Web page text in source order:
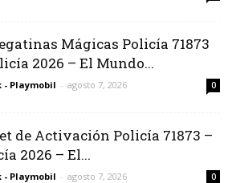
Mágicas Policía 71873
2026 – El Mundo...
- Playmobil - agosto 7, 2026 0
de Activación Policía 71873 –
2026 – El...
- Playmobil - agosto 7, 2026 0